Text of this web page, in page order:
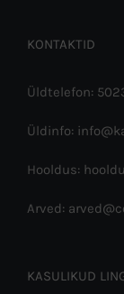
KONTAKTID
Üldtelefon:
Üldinfo:
Hooldus:
Arved:
KASULIKUD